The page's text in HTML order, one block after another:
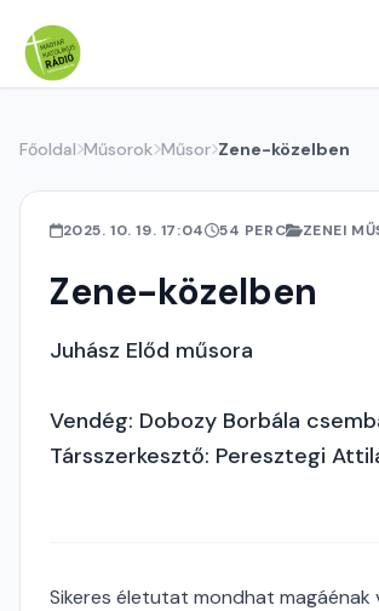
Főoldal Műsorok Műsor Zene-közelben
2025. 10. 19. 17:04 54 PERC ZENEI
Zene-közelben
Juhász Előd műsora
Vendég: Dobozy Borbála
Társszerkesztő: Peresztegi
Sikeres életutat mondhat magáénak